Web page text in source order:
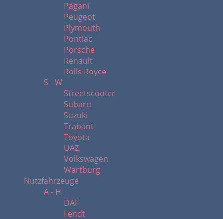
Pagani
Peugeot
Plymouth
Pontiac
Porsche
Renault
Rolls Royce
S - W
Streetscooter
Subaru
Suzuki
Trabant
Toyota
UAZ
Volkswagen
Wartburg
Nutzfahrzeuge
A - H
DAF
Fendt